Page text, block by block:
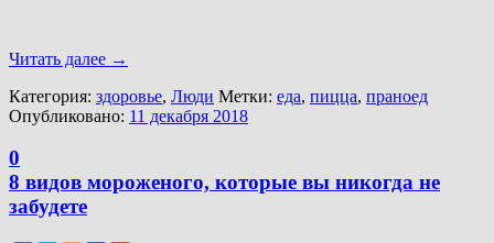
Читать далее →
Категория: здоровье, Люди Метки: еда, пицца, праноед
Опубликовано: 11 декабря 2018
0
8 видов мороженого, которые вы никогда не
забудете